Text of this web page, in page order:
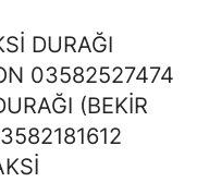
DURAĞI
03582527474
(BEKİR